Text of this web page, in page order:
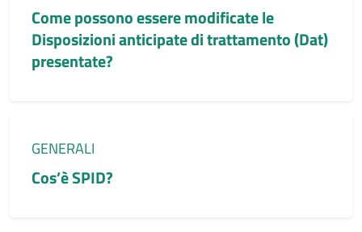
Come possono essere modificate le
Disposizioni anticipate di trattamento (Dat)
presentate?
Categoria:
GENERALI
Cos’è SPID?